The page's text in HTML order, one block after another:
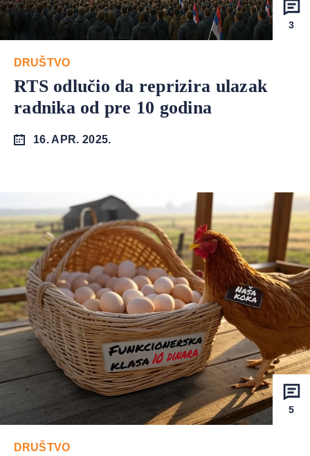
3
DRUŠTVO
RTS odlučio da reprizira ulazak
radnika od pre 10 godina
16. APR. 2025.
5
DRUŠTVO